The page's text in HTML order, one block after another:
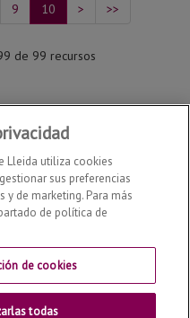
9 10 > >>
de 99 recursos
Lleida utiliza cookies
sus preferencias
y de marketing. Para más
de política de
de cookies
todas